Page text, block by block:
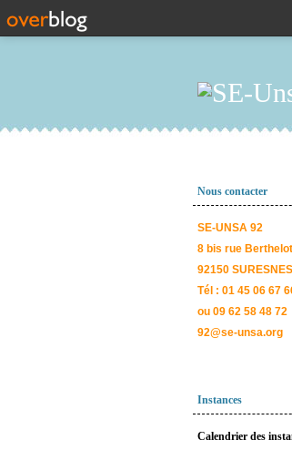
Nous contacter
SE-UNSA 92
8 bis rue Berthelot
92150 SURESNES
Tél : 01 45 06 67
ou 09 62 58 48 72
92@se-unsa.org
Instances
Calendrier des